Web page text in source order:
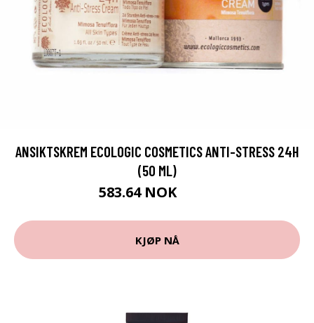
ANSIKTSKREM ECOLOGIC COSMETICS ANTI-STRESS 24H
(50 ML)
583.64 NOK
KJØP NÅ